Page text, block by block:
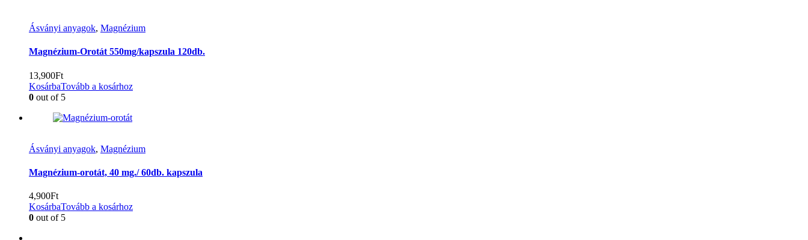
Ásványi anyagok, Magnézium
Magnézium-Orotát 550mg/kapszula 120db.
13,900Ft
KosárbaTovább a kosárhoz
0 out of 5
Ásványi anyagok, Magnézium
Magnézium-orotát, 40 mg./ 60db. kapszula
4,900Ft
KosárbaTovább a kosárhoz
0 out of 5